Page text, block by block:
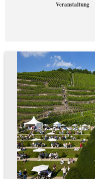
Veranstaltung